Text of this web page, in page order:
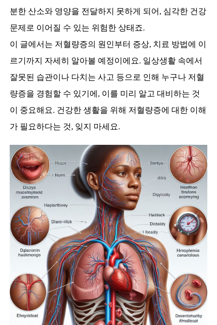
분한 산소와 영양을 전달하지 못하게 되어, 심각한 건강
문제로 이어질 수 있는 위험한 상태죠.
이 글에서는 저혈량증의 원인부터 증상, 치료 방법에 이
르기까지 자세히 알아볼 예정이에요. 일상생활 속에서
잘못된 습관이나 다치는 사고 등으로 인해 누구나 저혈
량증을 경험할 수 있기에, 이를 미리 알고 대비하는 것
이 중요해요. 건강한 생활을 위해 저혈량증에 대한 이해
가 필요하다는 것, 잊지 마세요.